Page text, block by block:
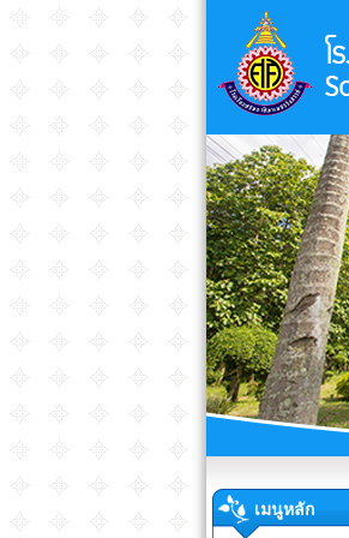
เมนูหลัก